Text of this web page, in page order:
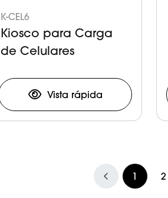
K-CEL6
Kiosco para Carga
de Celulares
Vista rápida
1 2